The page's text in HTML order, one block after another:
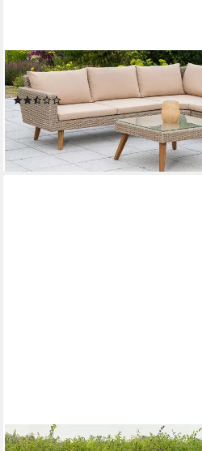
MERXX
Gartenlounge-Set Pamplona
(3)
763,50 € UVP1.960,90 €
-61%
lieferbar - in 4-5 Werktagen bei dir
MERXX